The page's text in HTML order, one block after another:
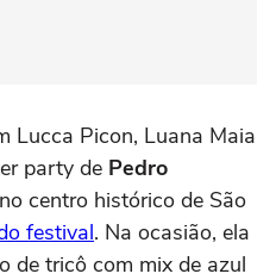
Lucca Picon, Luana Maia
party de Pedro
centro histórico de São
festival. Na ocasião, ela
de tricô com mix de azul